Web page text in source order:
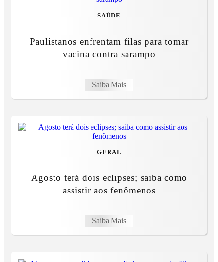
SAÚDE
Paulistanos enfrentam filas para tomar
vacina contra sarampo
Saiba Mais
GERAL
Agosto terá dois eclipses; saiba como
assistir aos fenômenos
Saiba Mais